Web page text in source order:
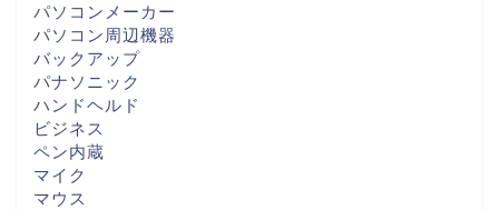
パソコンメーカー
パソコン周辺機器
バックアップ
パナソニック
ハンドヘルド
ビジネス
ペン内蔵
マイク
マウス